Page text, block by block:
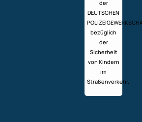
der
DEUTSCHEN
bezüglich
der
Sicherheit
von Kindern
im
Straßenverkehr.